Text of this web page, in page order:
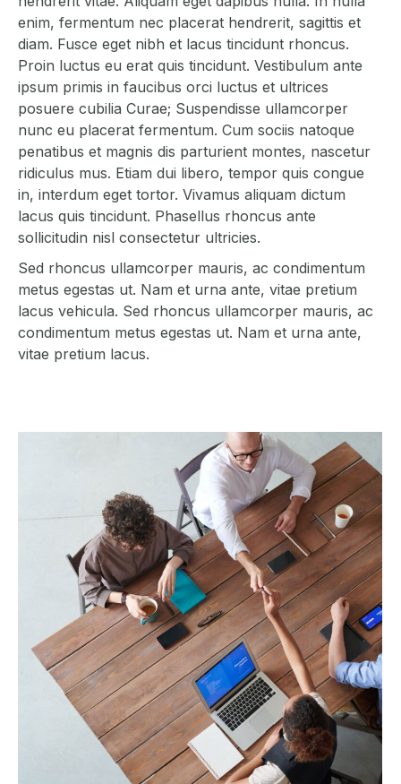
enim, fermentum nec placerat hendrerit, sagittis et
diam. Fusce eget nibh et lacus tincidunt rhoncus.
Proin luctus eu erat quis tincidunt. Vestibulum ante
ipsum primis in faucibus orci luctus et ultrices
posuere cubilia Curae; Suspendisse ullamcorper
nunc eu placerat fermentum. Cum sociis natoque
penatibus et magnis dis parturient montes, nascetur
ridiculus mus. Etiam dui libero, tempor quis congue
in, interdum eget tortor. Vivamus aliquam dictum
lacus quis tincidunt. Phasellus rhoncus ante
sollicitudin nisl consectetur ultricies.
Sed rhoncus ullamcorper mauris, ac condimentum
metus egestas ut. Nam et urna ante, vitae pretium
lacus vehicula. Sed rhoncus ullamcorper mauris, ac
condimentum metus egestas ut. Nam et urna ante,
vitae pretium lacus.